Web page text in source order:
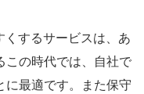
くするサービスは、あ
この時代では、自社で
に最適です。また保守